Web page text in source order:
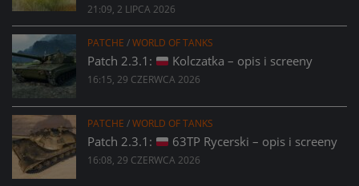
21:09, 2 LIPCA 2026
PATCHE /WORLD OF TANKS
Patch 2.3.1: Kolczatka – opis i screeny
16:15, 29 CZERWCA 2026
PATCHE /WORLD OF TANKS
Patch 2.3.1: 63TP Rycerski – opis i screeny
16:08, 29 CZERWCA 2026